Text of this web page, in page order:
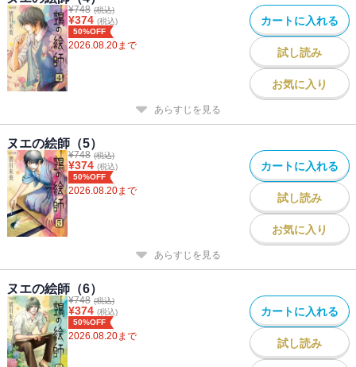
¥748 (税込)
¥374 (税込)
50%OFF
2026.08.20まで
カートに入れる
試し読み
お気に入り
あらすじを見る
ヌエの絵師（5）
¥748 (税込)
¥374 (税込)
50%OFF
2026.08.20まで
カートに入れる
試し読み
お気に入り
あらすじを見る
ヌエの絵師（6）
¥748 (税込)
¥374 (税込)
50%OFF
2026.08.20まで
カートに入れる
試し読み